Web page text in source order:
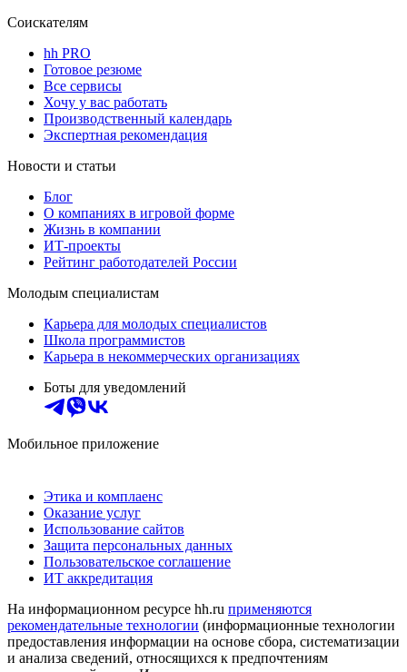
Соискателям
hh PRO
Готовое резюме
Все сервисы
Хочу у вас работать
Производственный календарь
Экспертная рекомендация
Новости и статьи
Блог
О компаниях в игровой форме
Жизнь в компании
ИТ-проекты
Рейтинг работодателей России
Молодым специалистам
Карьера для молодых специалистов
Школа программистов
Карьера в некоммерческих организациях
Боты для уведомлений
Мобильное приложение
Этика и комплаенс
Оказание услуг
Использование сайтов
Защита персональных данных
Пользовательское соглашение
ИТ аккредитация
На информационном ресурсе hh.ru применяются
рекомендательные технологии (информационные технологии
предоставления информации на основе сбора, систематизации
и анализа сведений, относящихся к предпочтениям